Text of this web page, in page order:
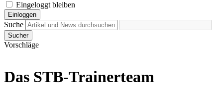
Eingeloggt bleiben
Einloggen
Suche
Sucher
Vorschläge
Das STB-Trainerteam